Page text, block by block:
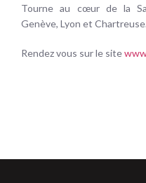
Tourne au cœur de la
Genève, Lyon et Chartreuse.
Rendez vous sur le site